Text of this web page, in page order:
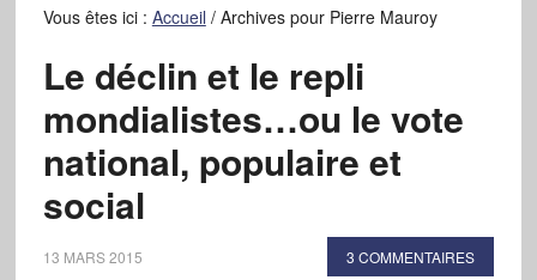
Vous êtes ici : Accueil /Archives pour Pierre Mauroy
Le déclin et le repli
mondialistes…ou le vote
national, populaire et
social
13 MARS 2015 3 COMMENTAIRES